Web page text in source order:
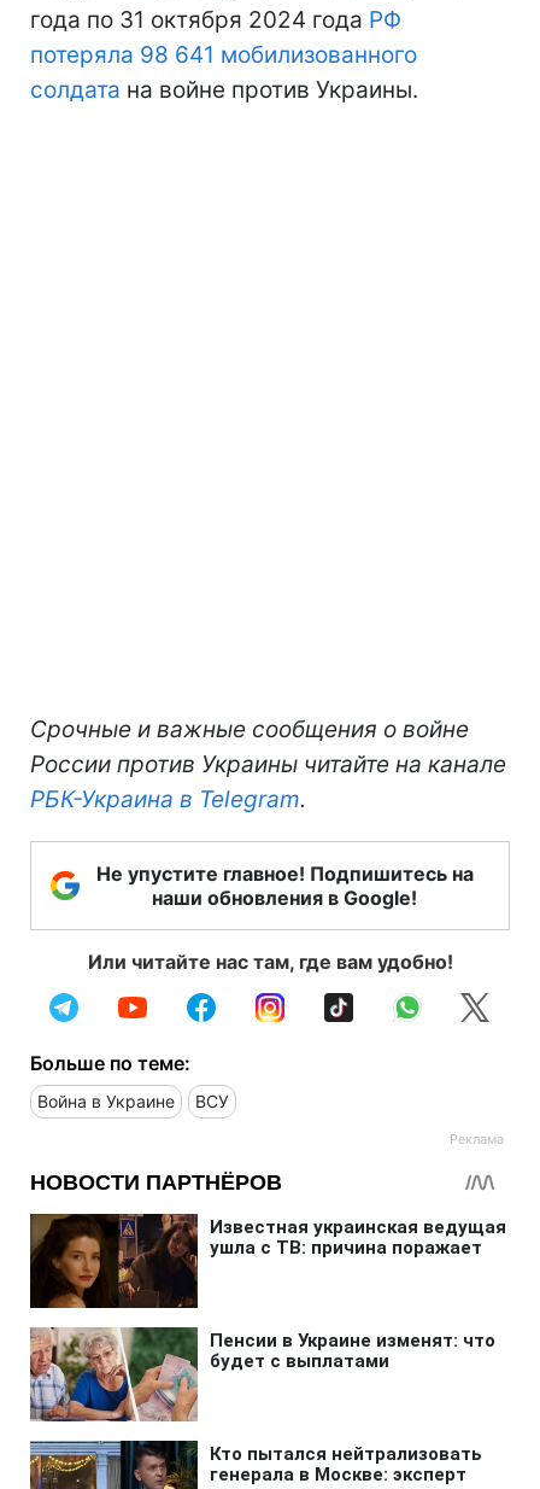
года по 31 октября 2024 года РФ
потеряла 98 641 мобилизованного
солдата на войне против Украины.
Срочные и важные сообщения о войне
России против Украины читайте на канале
РБК-Украина в Telegram.
Не упустите главное! Подпишитесь на
наши обновления в Google!
Или читайте нас там, где вам удобно!
Больше по теме:
Война в Украине ВСУ